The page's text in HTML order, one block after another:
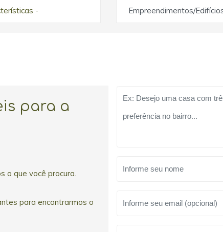
- Empreendimentos/
para a
o que você procura.
para encontrarmos o